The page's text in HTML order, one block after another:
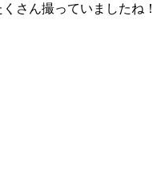
さん撮っていましたね！